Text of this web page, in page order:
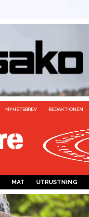
NYHETSBREV REDAKTIONEN
MAT UTRUSTNING